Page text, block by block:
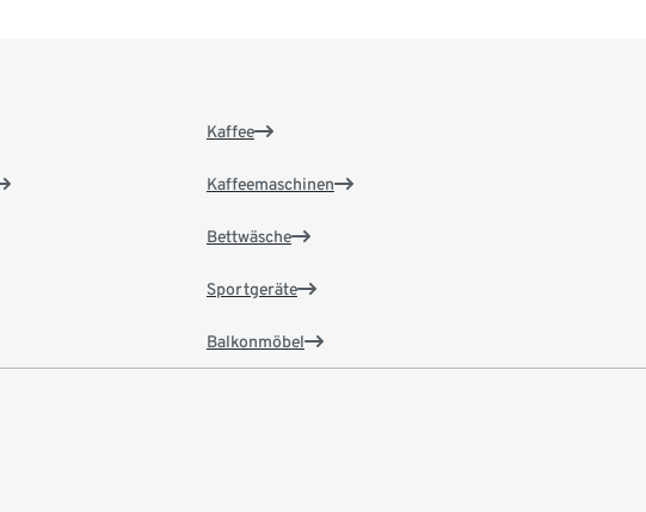
Kaffee
Kaffeemaschinen
Bettwäsche
Sportgeräte
Balkonmöbel